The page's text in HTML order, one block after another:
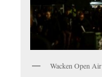
Wacken Open Air